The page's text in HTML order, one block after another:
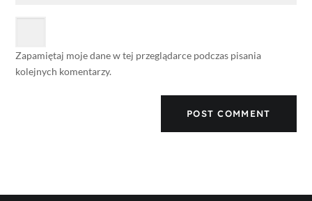
Zapamiętaj moje dane w tej przeglądarce podczas pisania
kolejnych komentarzy.